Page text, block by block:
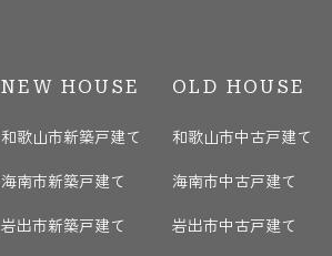
NEW HOUSE
和歌山市新築戸建て
海南市新築戸建て
岩出市新築戸建て
OLD HOUSE
和歌山市中古戸建て
海南市中古戸建て
岩出市中古戸建て